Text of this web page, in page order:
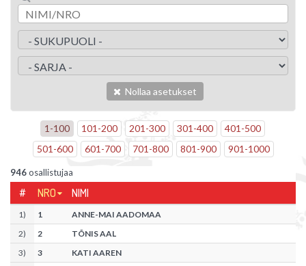
Nollaa asetukset
1-100 101-200 201-300 301-400 401-500
501-600 601-700 701-800 801-900 901-1000
946osallistujaa
# NRO NIMI
1) 1
ANNE-MAI AADOMAA
2) 2
TÕNIS AAL
3) 3
KATI AAREN